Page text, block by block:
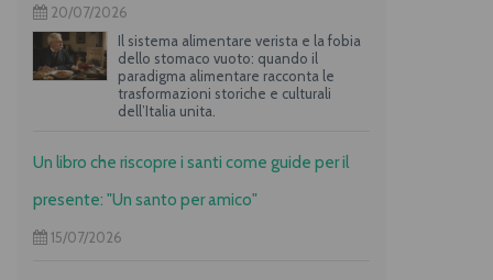
20/07/2026
Il sistema alimentare verista e la fobia
dello stomaco vuoto: quando il
paradigma alimentare racconta le
trasformazioni storiche e culturali
dell’Italia unita.
Un libro che riscopre i santi come guide per il
presente: "Un santo per amico"
15/07/2026